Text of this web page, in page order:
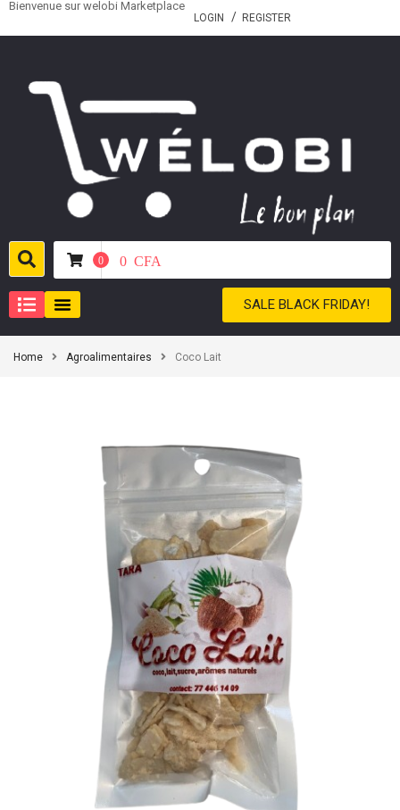
Bienvenue sur welobi Marketplace
LOGIN REGISTER
0 0 CFA
SALE BLACK FRIDAY!
Home Agroalimentaires Coco Lait